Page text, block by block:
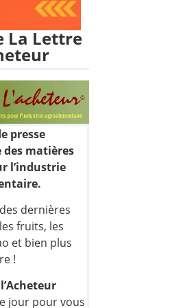
La Lettre
presse
matières
l’industrie
dernières
fruits, les
et bien plus
!
jour pour vous